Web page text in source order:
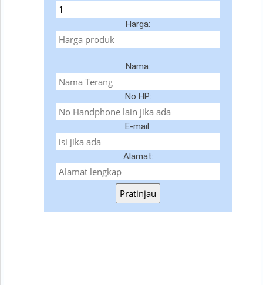
Harga:
Nama:
No HP:
E-mail:
Alamat:
Pratinjau